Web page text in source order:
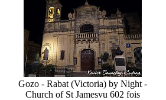
Gozo - Rabat (Victoria) by Night -
Church of St Jamesvu 602 fois